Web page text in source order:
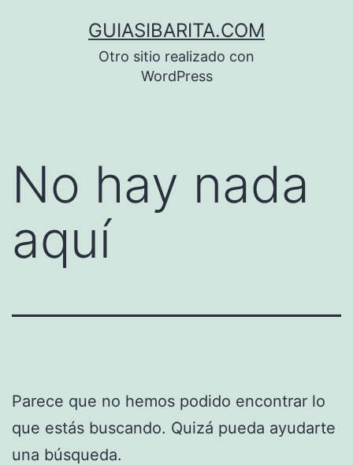
GUIASIBARITA.COM
Otro sitio realizado con
WordPress
No hay nada
aquí
Parece que no hemos podido encontrar lo
que estás buscando. Quizá pueda ayudarte
una búsqueda.